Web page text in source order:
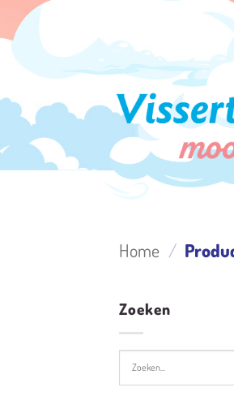
naar
inhoud
Home /
Zoeken